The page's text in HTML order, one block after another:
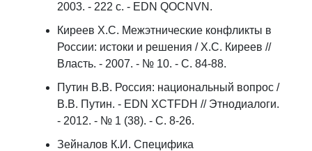
2003. - 222 с. - EDN QOCNVN.
Киреев Х.С. Межэтнические конфликты в
России: истоки и решения / Х.С. Киреев //
Власть. - 2007. - № 10. - С. 84-88.
Путин В.B. Россия: национальный вопрос /
В.B. Путин. - EDN XCTFDH // Этнодиалоги.
- 2012. - № 1 (38). - С. 8-26.
Зейналов К.И. Специфика